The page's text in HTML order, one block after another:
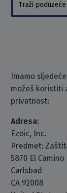
Imamo
možeš koristiti
privatnost:
Adresa:
Ezoic, Inc.
Predmet:
5870 El Camino
Carlsbad
CA 92008